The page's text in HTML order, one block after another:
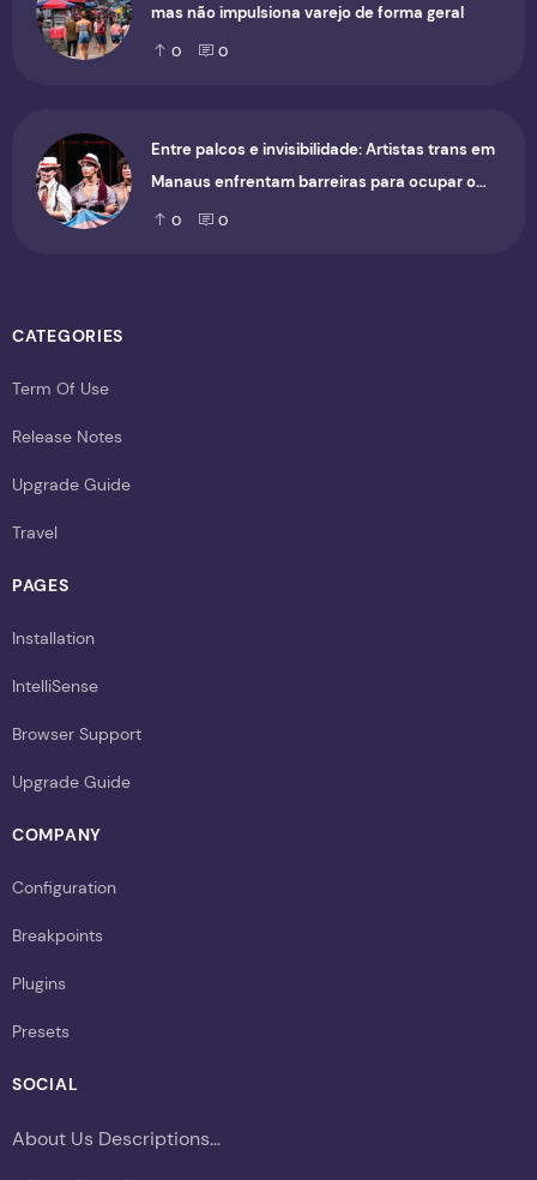
mas não impulsiona varejo de forma geral
0 0
Entre palcos e invisibilidade: Artistas trans em
Manaus enfrentam barreiras para ocupar o
cenário cultural
0 0
CATEGORIES
Term Of Use
Release Notes
Upgrade Guide
Travel
PAGES
Installation
IntelliSense
Browser Support
Upgrade Guide
COMPANY
Configuration
Breakpoints
Plugins
Presets
SOCIAL
About Us Descriptions...